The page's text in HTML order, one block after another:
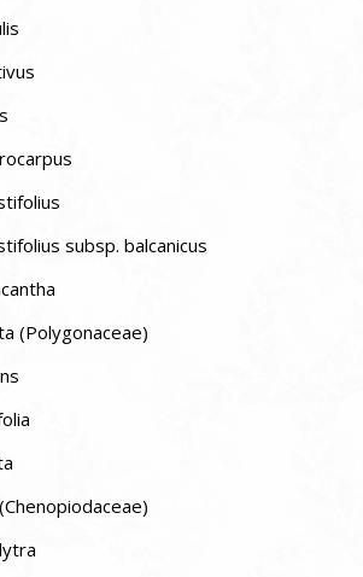
subsp. balcanicus
(Polygonaceae)